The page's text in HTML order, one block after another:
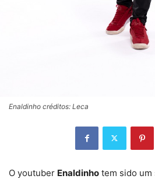
Enaldinho créditos: Leca
O youtuber Enaldinho tem sido um